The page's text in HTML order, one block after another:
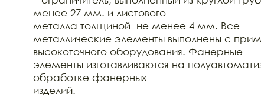
менее 27 мм. и листового
металла толщиной  не менее 4 мм. Все
металлические элементы выполнены с
высокоточного оборудования. Фанерные
элементы изготавливаются на
обработке фанерных
изделий.